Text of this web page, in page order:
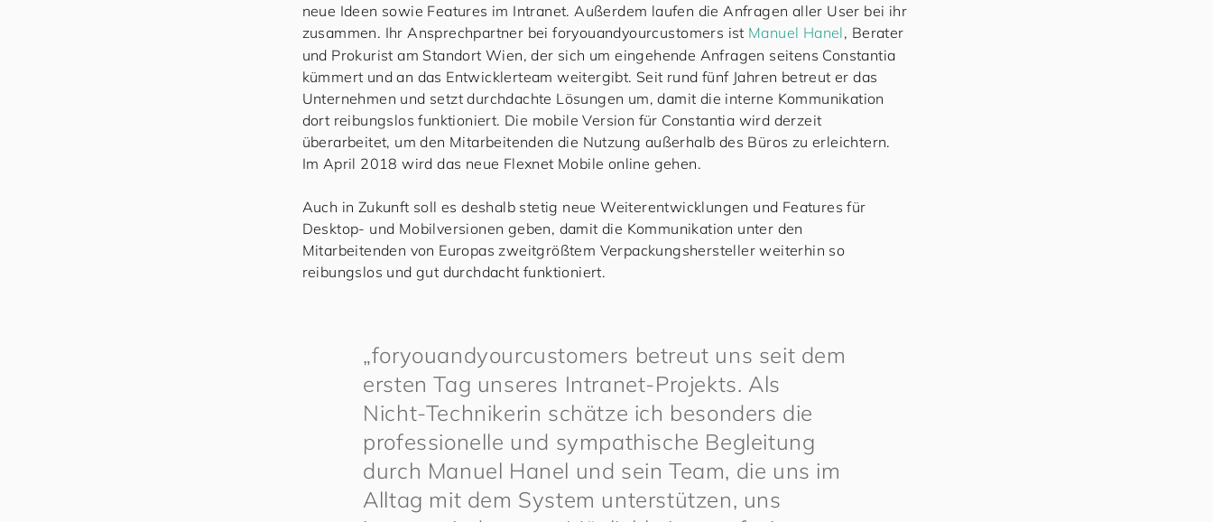
neue Ideen sowie Features im Intranet. Außerdem laufen die Anfragen aller User bei ihr
zusammen. Ihr Ansprechpartner beiforyouandyourcustomers ist Manuel Hanel, Berater
und Prokurist am Standort Wien, der sich um eingehende Anfragen seitens Constantia
kümmert und an das Entwicklerteam weitergibt. Seit rund fünf Jahren betreut er das
Unternehmen und setzt durchdachte Lösungen um, damit die interne Kommunikation
dort reibungslos funktioniert. Die mobile Version für Constantia wird derzeit
überarbeitet, um den Mitarbeitenden die Nutzung außerhalb des Büros zu erleichtern.
Im April 2018 wird das neue Flexnet Mobile online gehen.
Auch in Zukunft soll es deshalb stetig neue Weiterentwicklungen und Features für
Desktop- und Mobilversionen geben, damit die Kommunikation unter den
Mitarbeitenden von Europas zweitgrößtem Verpackungshersteller weiterhin so
reibungslos und gut durchdacht funktioniert.
„foryouandyourcustomers betreut uns seit dem
ersten Tag unseres Intranet-Projekts. Als
Nicht-Technikerin schätze ich besonders die
professionelle und sympathische Begleitung
durch Manuel Hanel und sein Team, die uns im
Alltag mit dem System unterstützen, uns